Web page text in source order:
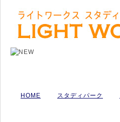
HOME スタディパーク